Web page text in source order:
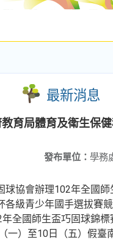
最新消息
育局體育及衛生保
發布單位： 學務
球協會辦理102年全國師
各級青少年國手選拔賽
全國師生盃巧固球錦標
一）至10日（五）假臺